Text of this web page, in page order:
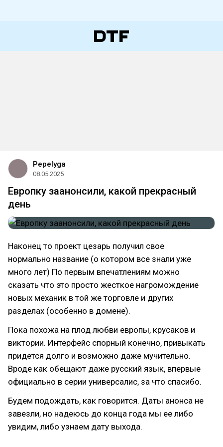
Pepelyga
08.05.2025
Европку заанонсили, какой прекрасный
день
Наконец то проект цезарь получил свое
нормально название (о котором все знали уже
много лет) По первым впечатлениям можно
сказать что это просто жесткое нагромождение
новых механик в той же торговле и других
разделах (особенно в домене).
Пока похожа на плод любви европы, крусаков и
виктории. Интерфейс спорный конечно, привыкать
придется долго и возможно даже мучительно.
Вроде как обещают даже русский язык, впервые
официально в серии универсалис, за что спасибо.
Будем подождать, как говорится. Даты анонса не
завезли, но надеюсь до конца года мы ее либо
увидим, либо узнаем дату выхода.